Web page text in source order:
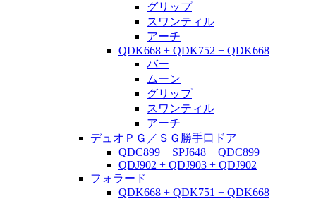
グリップ
スワンティル
アーチ
QDK668 + QDK752 + QDK668
バー
ムーン
グリップ
スワンティル
アーチ
デュオＰＧ／ＳＧ勝手口ドア
QDC899 + SPJ648 + QDC899
QDJ902 + QDJ903 + QDJ902
フォラード
QDK668 + QDK751 + QDK668